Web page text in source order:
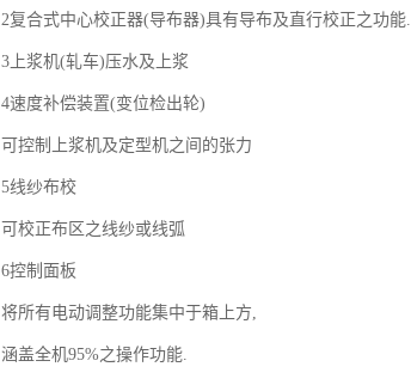
2复合式中心校正器(导布器)具有导布及直行校正之功能.
3上浆机(轧车)压水及上浆
4速度补偿装置(变位检出轮)
可控制上浆机及定型机之间的张力
5线纱布校
可校正布区之线纱或线弧
6控制面板
将所有电动调整功能集中于箱上方,
涵盖全机95%之操作功能.